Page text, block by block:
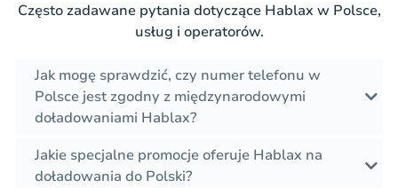
Często zadawane pytania dotyczące Hablax w Polsce,
usług i operatorów.
Jak mogę sprawdzić, czy numer telefonu w
Polsce jest zgodny z międzynarodowymi
doładowaniami Hablax?
Jakie specjalne promocje oferuje Hablax na
doładowania do Polski?